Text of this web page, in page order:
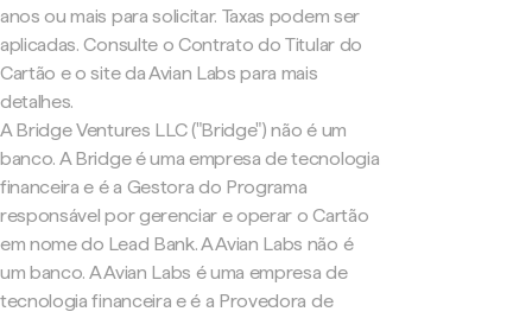
anos ou mais para solicitar. Taxas podem ser
aplicadas. Consulte o Contrato do Titular do
Cartão e o site da Avian Labs para mais
detalhes.
A Bridge Ventures LLC ("Bridge") não é um
banco. A Bridge é uma empresa de tecnologia
financeira e é a Gestora do Programa
responsável por gerenciar e operar o Cartão
em nome do Lead Bank. A Avian Labs não é
um banco. A Avian Labs é uma empresa de
tecnologia financeira e é a Provedora de